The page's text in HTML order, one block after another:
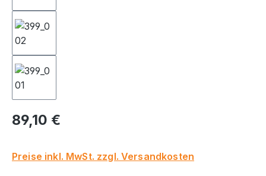
Regulärer Preis:
89,10 €
Preise inkl. MwSt. zzgl. Versandkosten